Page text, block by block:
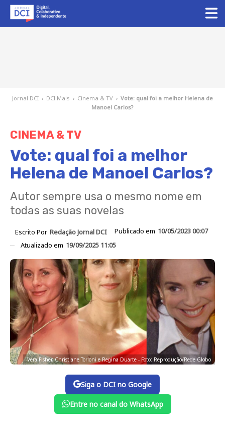
Jornal DCI › DCI Mais › Cinema & TV › Vote: qual foi a melhor Helena de
Manoel Carlos?
CINEMA & TV
Vote: qual foi a melhor
Helena de Manoel Carlos?
Autor sempre usa o mesmo nome em
todas as suas novelas
Escrito Por Redação Jornal DCI Publicado em 10/05/2023 00:07
Atualizado em 19/09/2025 11:05
Vera Fisher, Christiane Torloni e Regina Duarte - Foto: Reprodução/Rede Globo
Siga o DCI no Google
Entre no canal do WhatsApp